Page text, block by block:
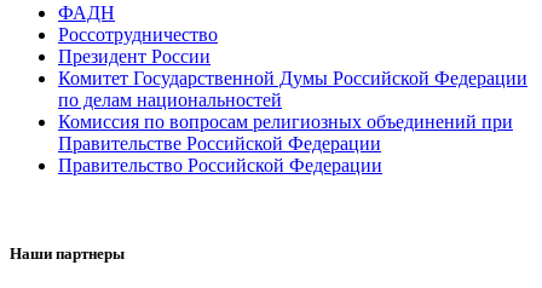
ФАДН
Россотрудничество
Президент России
Комитет Государственной Думы Российской Федерации
по делам национальностей
Комиссия по вопросам религиозных объединений при
Правительстве Российской Федерации
Правительство Российской Федерации
Наши партнеры